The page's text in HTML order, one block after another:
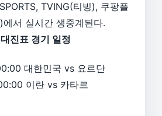
TVING(티빙), 쿠팡플
서 실시간 생중계된다.
진표 경기 일정
대한민국 vs 요르단
이란 vs 카타르